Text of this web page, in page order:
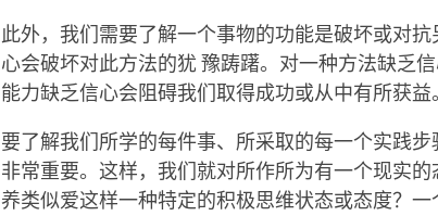
此外，我们需要了解一个事物的功能是破坏或对
心会破坏对此方法的犹 豫踌躇。对一种方法缺乏
能力缺乏信心会阻碍我们取得成功或从中有所获益
要了解我们所学的每件事、所采取的每一个实践
非常重要。这样，我们就对所作所为有一个现实
养类似爱这样一种特定的积极思维状态或态度？